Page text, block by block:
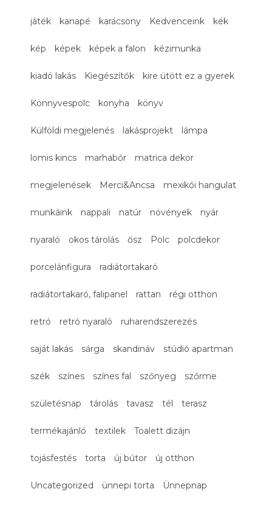
játék kanapé karácsony Kedvenceink kék
kép képek képek a falon kézimunka
kiadó lakás Kiegészítők kire ütött ez a gyerek
Könnyvespolc konyha könyv
Külföldi megjelenés lakásprojekt lámpa
lomis kincs marhabőr matrica dekor
megjelenések Merci&Ancsa mexikói hangulat
munkáink nappali natúr növények nyár
nyaraló okos tárolás ősz Polc polcdekor
porcelánfigura radiátortakaró
radiátortakaró, falipanel rattan régi otthon
retró retró nyaraló ruharendszerezés
saját lakás sárga skandináv stúdió apartman
szék színes színes fal szőnyeg szőrme
születésnap tárolás tavasz tél terasz
termékajánló textilek Toalett dizájn
tojásfestés torta új bútor új otthon
Uncategorized ünnepi torta Ünnepnap